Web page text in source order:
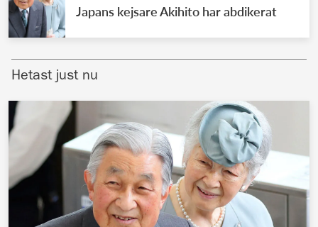
UTLÄNDSKT
VÄRLDENS KUNGAHUS
Brittiska kungahuset
Norska kungahuset
Danska kungahuset
Spanska kungahuset
Nederländska kungahuset
Japans kejsare Akihito har abdikerat
Hetast just nu